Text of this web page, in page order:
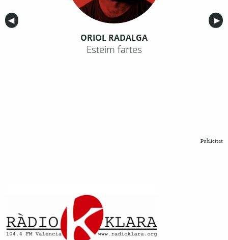
Anterior
◀︎ ▶︎
ORIOL RADALGA
Esteim fartes
Publicitat